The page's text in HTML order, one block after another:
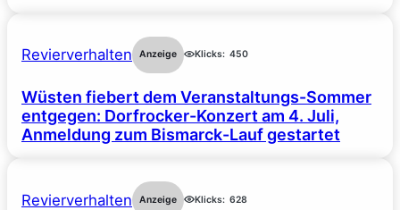
Revierverhalten Anzeige Klicks: 450
Wüsten fiebert dem Veranstaltungs-Sommer
entgegen: Dorfrocker-Konzert am 4. Juli,
Anmeldung zum Bismarck-Lauf gestartet
Revierverhalten Anzeige Klicks: 628